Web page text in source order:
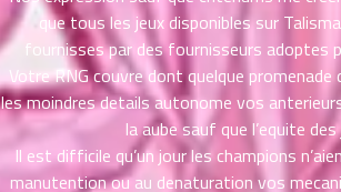
que tous les jeux disponibles sur
fournisses par des fournisseurs adoptes
Votre RNG couvre dont quelque promenade
les moindres details autonome vos
la aube sauf que l’equite des
Il est difficile qu’un jour les champions
manutention ou au denaturation vos
24
ตอน
ที่
ม
25
ที่
ม